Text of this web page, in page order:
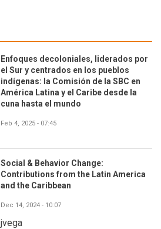
Enfoques decoloniales, liderados por
el Sur y centrados en los pueblos
indígenas: la Comisión de la SBC en
América Latina y el Caribe desde la
cuna hasta el mundo
Feb 4, 2025 - 07:45
Social & Behavior Change:
Contributions from the Latin America
and the Caribbean
Dec 14, 2024 - 10:07
jvega